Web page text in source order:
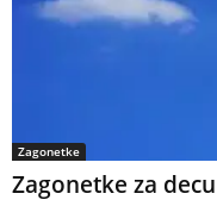
Zagonetke
Zagonetke za